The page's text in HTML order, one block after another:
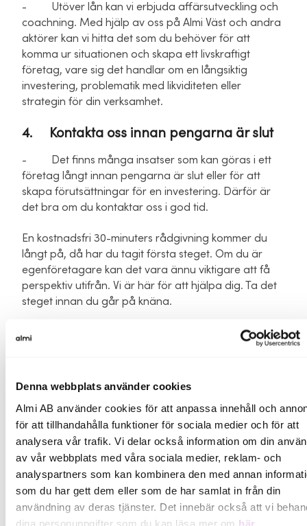
Denna webbplats använder cookies
Almi AB använder cookies för att anpassa innehåll och
för att tillhandahålla funktioner för sociala medier och för att
analysera vår trafik. Vi delar också information om din
av vår webbplats med våra sociala medier, reklam- och
analyspartners som kan kombinera den med annan
som du har gett dem eller som de har samlat in från din
användning av deras tjänster. Det innebär också att vi
dina personuppgifter som du kan läsa mer om här
- Utöver lån kan vi erbjuda affärsutveckling och
coachning. Med hjälp av oss på Almi Väst och andra
aktörer kan vi hitta det som du behöver för att
komma ur situationen och skapa ett livskraftigt
företag, vare sig det handlar om en långsiktig
investering, problematik med likviditeten eller
strategin för din verksamhet.
4. Kontakta oss innan pengarna är slut
- Det finns många insatser som kan göras i ett
företag långt innan pengarna är slut eller för att
skapa förutsättningar för en investering. Därför är
det bra om du kontaktar oss i god tid.
En kostnadsfri 30-minuters rådgivning kommer du
långt på, då har du tagit första steget. Om du är
egenföretagare kan det vara ännu viktigare att få
perspektiv utifrån. Vi är här för att hjälpa dig. Ta det
steget innan du går på knäna.
Vill du veta mer?
Du kanske också är
intresserad av ...